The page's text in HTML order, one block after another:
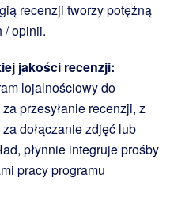
recenzji tworzy potężną
/ opinii.
jakości recenzji:
lojalnościowy do
przesyłanie recenzji, z
dołączanie zdjęć lub
płynnie integruje prośby
pracy programu